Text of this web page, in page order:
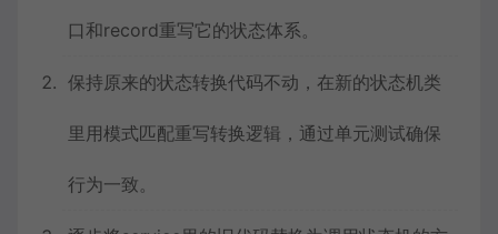
口和record重写它的状态体系。
保持原来的状态转换代码不动，在新的状态机类
里用模式匹配重写转换逻辑，通过单元测试确保
行为一致。